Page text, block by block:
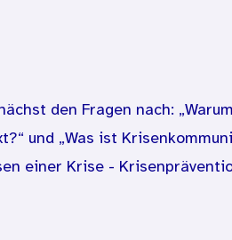
den Fragen nach:
und „Was ist
einer Krise -
sowie Krisennachsorge